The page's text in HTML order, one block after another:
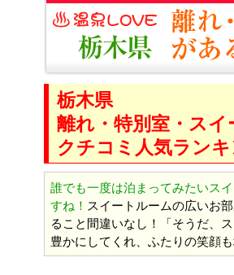
栃木県
離れ・特別室・ス
クチコミ人気ラン
誰でも一度は泊まってみたいス
すね！ スイートルームの広いお
ること間違いなし！「そうだ、
豊かにしてくれ、ふたりの笑顔